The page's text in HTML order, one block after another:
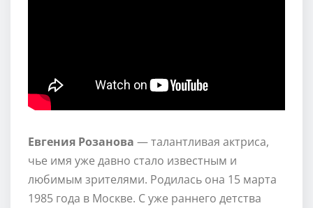
Евгения Розанова — талантливая актриса,
чье имя уже давно стало известным и
любимым зрителями. Родилась она 15 марта
1985 года в Москве. С уже раннего детства